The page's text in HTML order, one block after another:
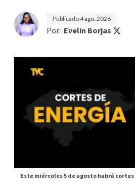
Publicado4 ago. 2026
Por: Evelin Borjas
Este miércoles 5 de agosto habrá